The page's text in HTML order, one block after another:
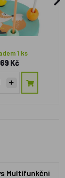
1 ks
Kč
Multifunkční